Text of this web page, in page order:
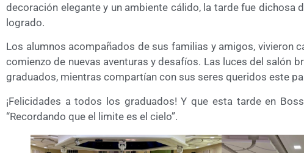
decoración elegante y un ambiente cálido, la tarde fue
logrado.
Los alumnos acompañados de sus familias y amigos, vivieron
comienzo de nuevas aventuras y desafíos. Las luces del salón
graduados, mientras compartían con sus seres queridos este
¡Felicidades a todos los graduados! Y que esta tarde en
“Recordando que el limite es el cielo”.